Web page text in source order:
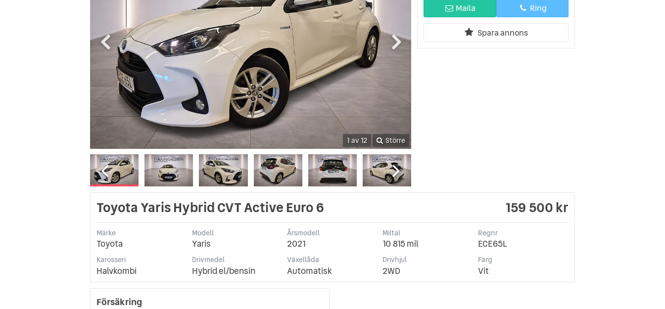
1 av 12 Större
Maila Ring
Spara annons
Toyota Yaris Hybrid CVT Active Euro 6 159 500 kr
Märke
Toyota
Modell
Yaris
Årsmodell
2021
Miltal
10 815 mil
Regnr
ECE65L
Karosseri
Halvkombi
Drivmedel
Hybrid el/bensin
Växellåda
Automatisk
Drivhjul
2WD
Färg
Vit
Försäkring